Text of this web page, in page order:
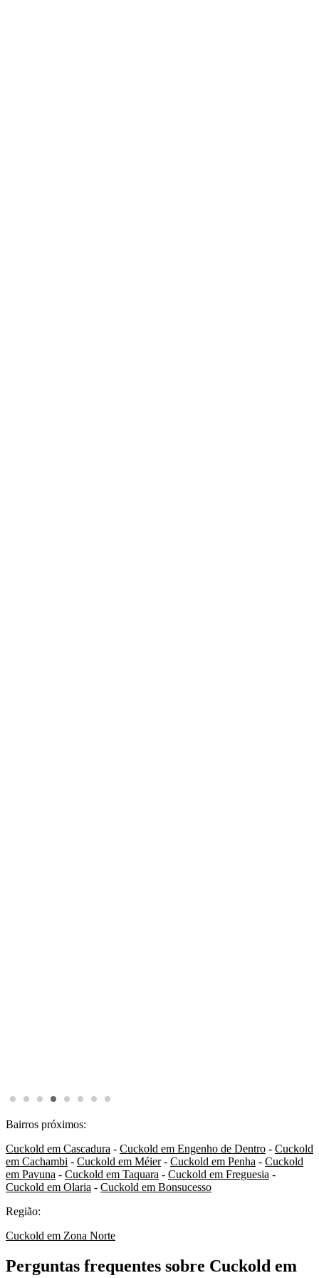
Bairros próximos:
Cuckold em Cascadura - Cuckold em Engenho de Dentro - Cuckold
em Cachambi - Cuckold em Méier- Cuckold em Penha - Cuckold
em Pavuna - Cuckold em Taquara - Cuckold em Freguesia -
Cuckold em Olaria - Cuckold em Bonsucesso
Região:
Cuckold em Zona Norte
Perguntas frequentes sobre Cuckold em